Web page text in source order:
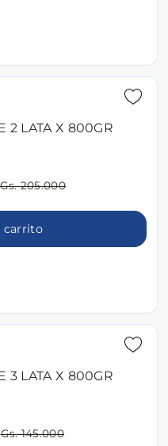
2 LATA X 800GR
Gs. 205.000
carrito
3 LATA X 800GR
Gs. 145.000